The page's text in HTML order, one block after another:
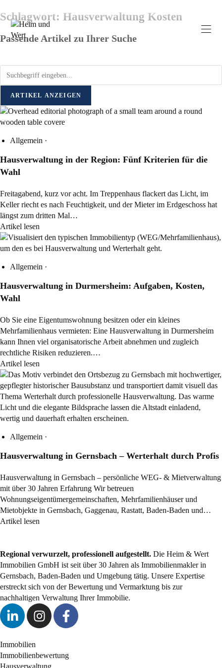
Schlagwort: Hausverwaltung Kosten
Passende Artikel zu Ihrer Suche
ARTIKEL ANZEIGEN
Allgemein ·
Hausverwaltung in der Region: Fünf Kriterien für die
Wahl
Freitagabend, kurz vor acht. Im Treppenhaus flackert das Licht, im
Keller riecht es nach Feuchtigkeit, und der Mieter im Erdgeschoss hat
längst zum dritten Mal…
Artikel lesen
Allgemein ·
Hausverwaltung in Durmersheim: Aufgaben, Kosten,
Wahl
Ob Sie eine Eigentumswohnung besitzen oder ein kleines
Mehrfamilienhaus vermieten: Eine Hausverwaltung in Durmersheim
kann Ihnen viel organisatorische Arbeit abnehmen und zugleich
rechtliche Risiken reduzieren.…
Artikel lesen
Allgemein ·
Hausverwaltung in Gernsbach – Werterhalt durch Profis
Hausverwaltung in Gernsbach – persönliche WEG- & Mietverwaltung
mit über 30 Jahren Erfahrung Wir betreuen
Wohnungseigentümergemeinschaften, Mehrfamilienhäuser und
Mietobjekte in Gernsbach, Gaggenau, Rastatt, Baden-Baden und…
Artikel lesen
Regional verwurzelt, professionell aufgestellt. Die Heim & Wert
Immobilien GmbH ist seit über 30 Jahren als Immobilienmaklerin
Gernsbach, Baden-Baden und Umgebung tätig. Unsere Expertise
erstreckt sich von der Bewertung und Vermarktung bis zur
nachhaltigen Verwaltung Ihrer Immobilie.
Immobilien
Immobilienbewertung
Hausverwaltung